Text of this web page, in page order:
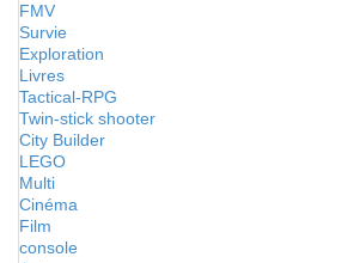
FMV
Survie
Exploration
Livres
Tactical-RPG
Twin-stick shooter
City Builder
LEGO
Multi
Cinéma
Film
console